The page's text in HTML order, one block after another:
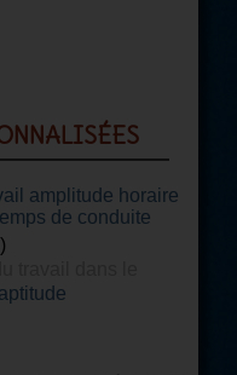
amplitude horaire
de conduite